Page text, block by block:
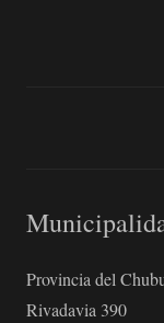
Provincia del
Rivadavia 390